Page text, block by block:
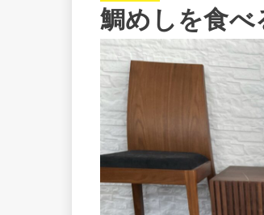
鯛めしを食べ